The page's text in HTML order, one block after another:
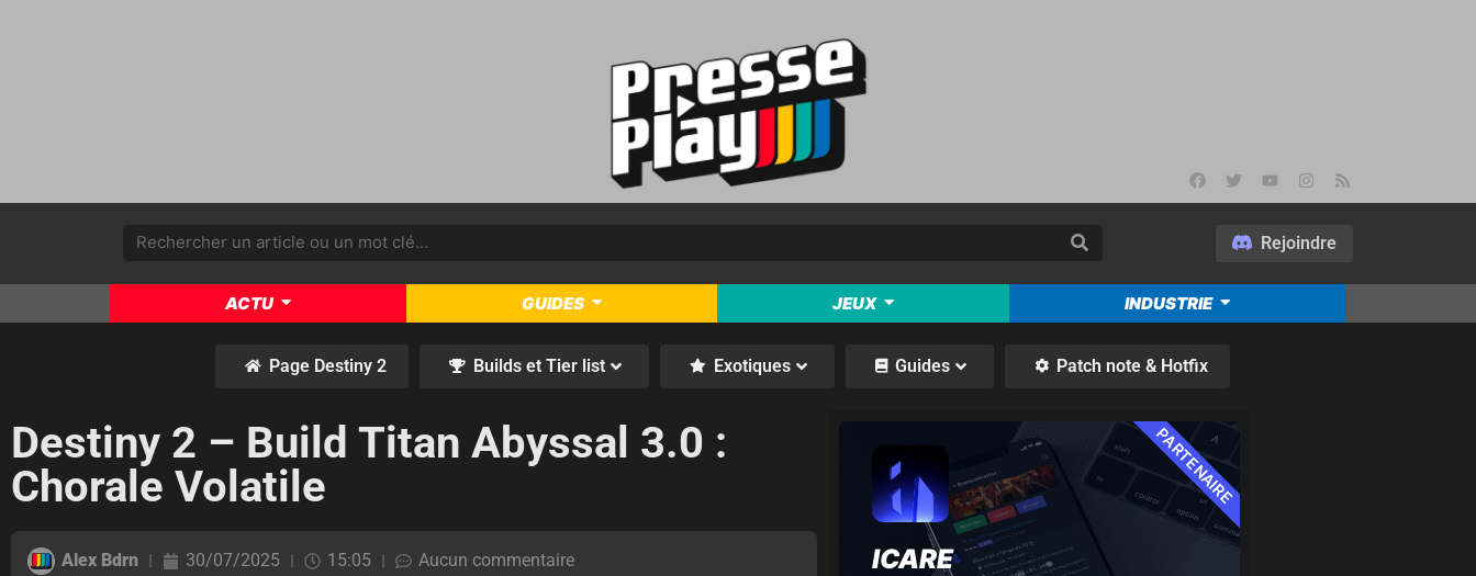
Rejoindre
ACTU GUIDES JEUX INDUSTRIE
Page Destiny 2 Builds et Tier list Exotiques Guides Patch note & Hotfix
Destiny 2 – Build Titan Abyssal 3.0 :
Chorale Volatile
Alex Bdrn 30/07/2025 15:05 Aucun commentaire ICARE
PARTENAIRE